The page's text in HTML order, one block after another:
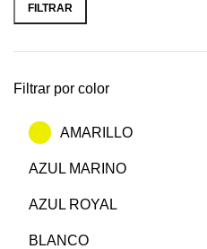
FILTRAR
Filtrar por color
AMARILLO
AZUL MARINO
AZUL ROYAL
BLANCO